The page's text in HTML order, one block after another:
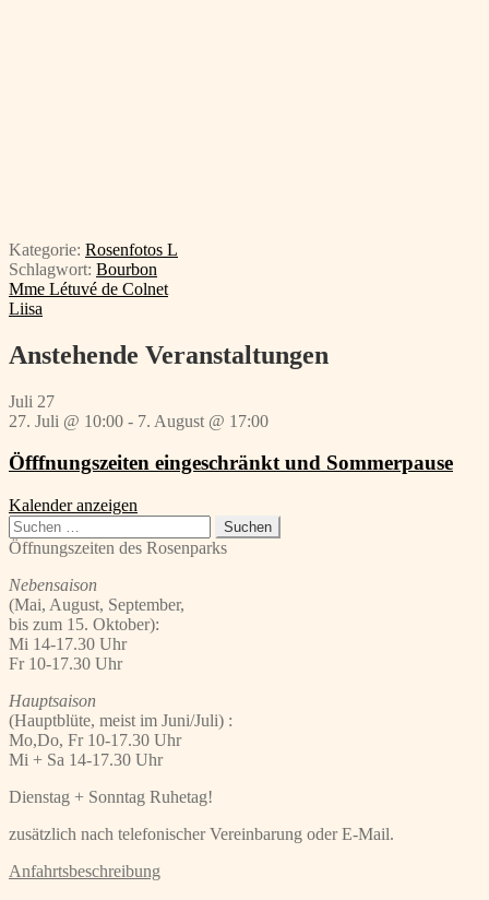
Kategorie: Rosenfotos L
Schlagwort: Bourbon
Beitragsnavigation
Vorheriger
Beitrag:
Mme Létuvé de Colnet
Nächster
Liisa
Anstehende Veranstaltungen
Juli 27
27. Juli @ 10:00 - 7. August @ 17:00
Öfffnungszeiten eingeschränkt und Sommerpause
Kalender anzeigen
Suchen
nach:
Öffnungszeiten des Rosenparks
Nebensaison
(Mai, August, September,
bis zum 15. Oktober):
Mi 14-17.30 Uhr
Fr 10-17.30 Uhr
Hauptsaison
(Hauptblüte, meist im Juni/Juli) :
Mo,Do, Fr 10-17.30 Uhr
Mi + Sa 14-17.30 Uhr
Dienstag + Sonntag Ruhetag!
zusätzlich nach telefonischer Vereinbarung oder E-Mail.
Anfahrtsbeschreibung